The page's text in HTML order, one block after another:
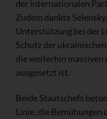
der internationalen
Zudem dankte
Unterstützung bei der
Schutz der
die weiterhin massiven
ausgesetzt ist.
Beide Staatschefs
Linie, die